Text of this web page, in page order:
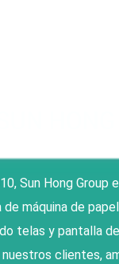
Sun Hong Group
de máquina de
telas y pantalla
clientes,